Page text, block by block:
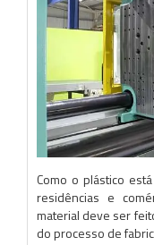
Como o plástico
residências e
material deve ser
do processo de